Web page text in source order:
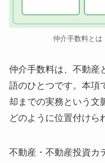
仲介手数料とは
仲介手数料は、不動産
語のひとつです。本項
却までの実務という文
どのように位置付けら
不動産・不動産投資カ